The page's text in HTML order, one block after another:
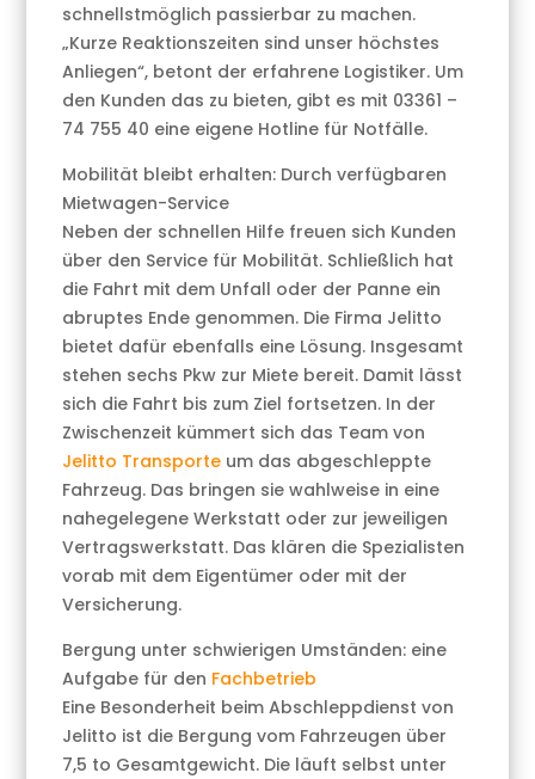
schnellstmöglich passierbar zu machen.
„Kurze Reaktionszeiten sind unser höchstes
Anliegen“, betont der erfahrene Logistiker. Um
den Kunden das zu bieten, gibt es mit 03361 –
74 755 40 eine eigene Hotline für Notfälle.
Mobilität bleibt erhalten: Durch verfügbaren
Mietwagen-Service
Neben der schnellen Hilfe freuen sich Kunden
über den Service für Mobilität. Schließlich hat
die Fahrt mit dem Unfall oder der Panne ein
abruptes Ende genommen. Die Firma Jelitto
bietet dafür ebenfalls eine Lösung. Insgesamt
stehen sechs Pkw zur Miete bereit. Damit lässt
sich die Fahrt bis zum Ziel fortsetzen. In der
Zwischenzeit kümmert sich das Team von
Jelitto Transporte um das abgeschleppte
Fahrzeug. Das bringen sie wahlweise in eine
nahegelegene Werkstatt oder zur jeweiligen
Vertragswerkstatt. Das klären die Spezialisten
vorab mit dem Eigentümer oder mit der
Versicherung.
Bergung unter schwierigen Umständen: eine
Aufgabe für den Fachbetrieb
Eine Besonderheit beim Abschleppdienst von
Jelitto ist die Bergung vom Fahrzeugen über
7,5 to Gesamtgewicht. Die läuft selbst unter